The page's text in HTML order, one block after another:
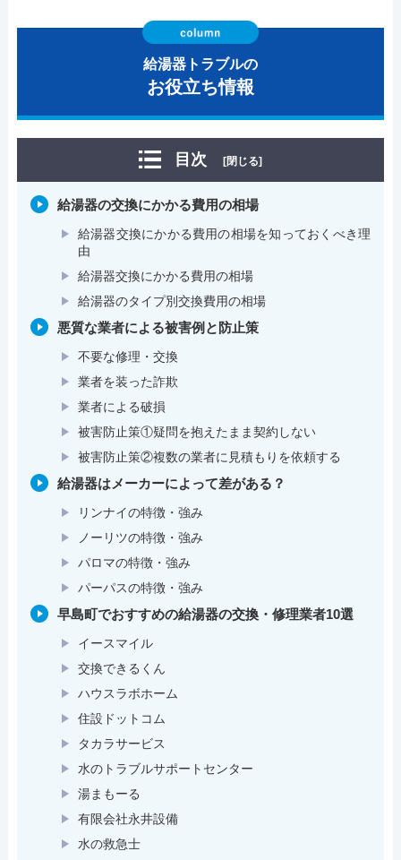
給湯器トラブルの
お役立ち情報
目次 [閉じる]
給湯器の交換にかかる費用の相場
給湯器交換にかかる費用の相場を知っておくべき理
由
給湯器交換にかかる費用の相場
給湯器のタイプ別交換費用の相場
悪質な業者による被害例と防止策
不要な修理・交換
業者を装った詐欺
業者による破損
被害防止策①疑問を抱えたまま契約しない
被害防止策②複数の業者に見積もりを依頼する
給湯器はメーカーによって差がある？
リンナイの特徴・強み
ノーリツの特徴・強み
パロマの特徴・強み
パーパスの特徴・強み
早島町でおすすめの給湯器の交換・修理業者10選
イースマイル
交換できるくん
ハウスラボホーム
住設ドットコム
タカラサービス
水のトラブルサポートセンター
湯まもーる
有限会社永井設備
水の救急士